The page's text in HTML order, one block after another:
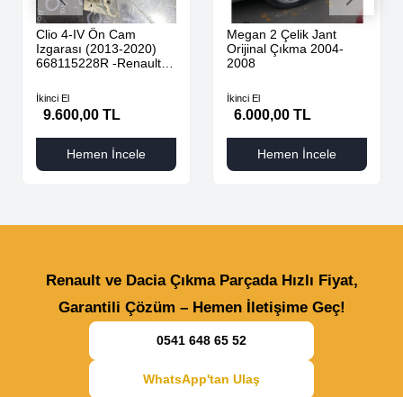
Clio 4-IV Ön Cam
Izgarası (2013-2020)
668115228R -Renault
İkinci El
9.600,00 TL
Hemen İncele
Megan 2 Çelik Jant
Orijinal Çıkma 2004-
2008
İkinci El
6.000,00 TL
Hemen İncele
Renault ve Dacia Çıkma Parçada Hızlı Fiyat,
Garantili Çözüm – Hemen İletişime Geç!
0541 648 65 52
WhatsApp'tan Ulaş